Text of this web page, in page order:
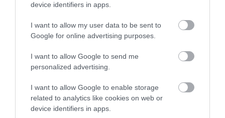
device identifiers in apps.
I want to allow my user data to be sent to
Google for online advertising purposes.
I want to allow Google to send me
personalized advertising.
I want to allow Google to enable storage
related to analytics like cookies on web or
device identifiers in apps.
ÖS FŐÚTON EGERBEN
2026. augusztus 07 Eger ügye